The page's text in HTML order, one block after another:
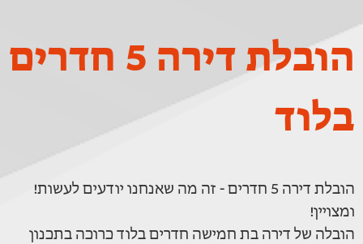
הובלת דירה 5 חדרים
בלוד
הובלת דירה 5 חדרים - זה מה שאנחנו יודעים לעשות!
ומצויין!
הובלה של דירה בת חמישה חדרים בלוד כרוכה בתכנון